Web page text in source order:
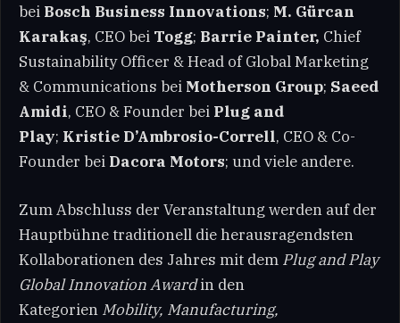
bei Bosch Business Innovations; M. Gürcan
Karakaş, CEO bei Togg; Barrie Painter, Chief
Sustainability Officer & Head of Global Marketing
& Communications bei Motherson Group; Saeed
Amidi, CEO & Founder bei Plug and
Play; Kristie D’Ambrosio-Correll, CEO & Co-
Founder bei Dacora Motors; und viele andere.
Zum Abschluss der Veranstaltung werden auf der
Hauptbühne traditionell die herausragendsten
Kollaborationen des Jahres mit dem Plug and Play
Global Innovation Awardin den
Kategorien Mobility, Manufacturing,